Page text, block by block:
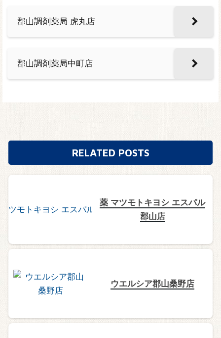
郡山調剤薬局 虎丸店
郡山調剤薬局中町店
RELATED POSTS
薬 マツモトキヨシ エスパル
郡山店
ウエルシア郡山桑野店